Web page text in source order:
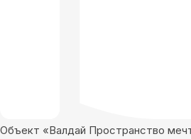
Объект «Валдай Пространство